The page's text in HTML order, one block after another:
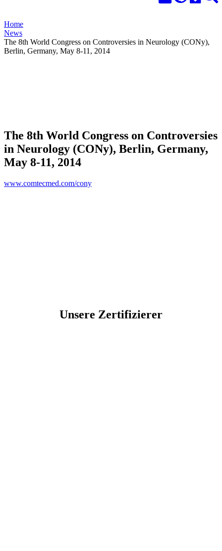
Home
News
The 8th World Congress on Controversies in Neurology (CONy),
Berlin, Germany, May 8-11, 2014
The 8th World Congress on Controversies
in Neurology (CONy), Berlin, Germany,
May 8-11, 2014
www.comtecmed.com/cony
Unsere Zertifizierer